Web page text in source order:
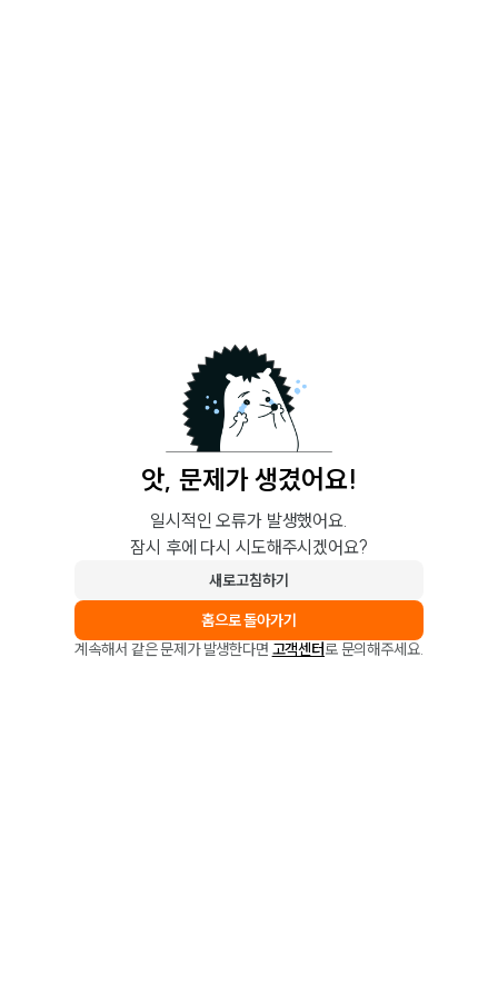
앗, 문제가 생겼어요!
일시적인 오류가 발생했어요.
잠시 후에 다시 시도해주시겠어요?
새로고침하기
홈으로 돌아가기
계속해서 같은 문제가 발생한다면 고객센터로 문의해주세요.